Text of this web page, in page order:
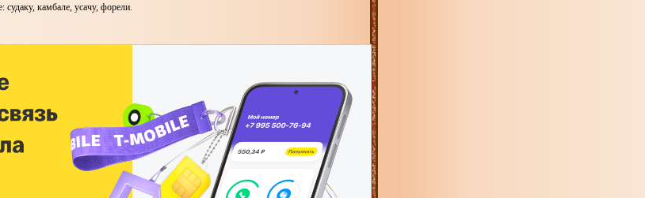
камбале, усачу, форели.